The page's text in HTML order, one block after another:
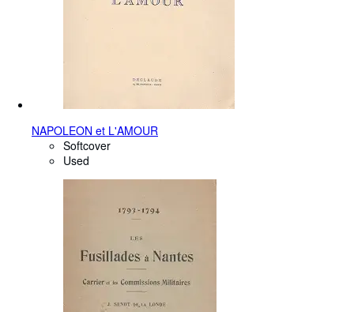
NAPOLEON et L'AMOUR
Softcover
Used